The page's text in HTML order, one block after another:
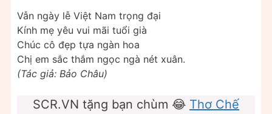
Vẫn ngày lễ Việt Nam trọng đại
Kính mẹ yêu vui mãi tuổi già
Chúc cô đẹp tựa ngàn hoa
Chị em sắc thắm ngọc ngà nét xuân.
(Tác giả: Bảo Châu)
SCR.VN tặng bạn chùm 😂 Thơ Chế